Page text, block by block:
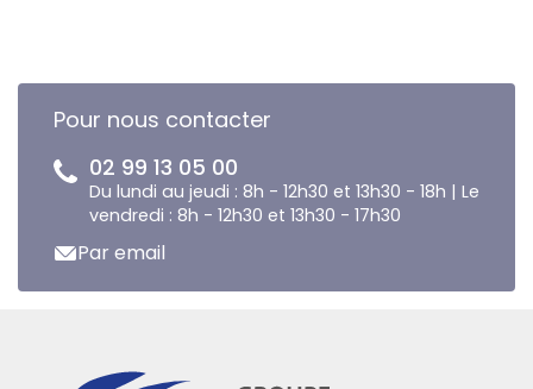
Pour nous contacter
02 99 13 05 00
Du lundi au jeudi : 8h - 12h30 et 13h30 - 18h | Le
vendredi : 8h - 12h30 et 13h30 - 17h30
Par email